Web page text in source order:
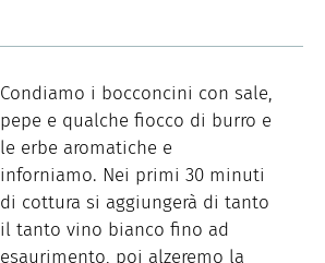
Condiamo i bocconcini con sale,
pepe e qualche fiocco di burro e
le erbe aromatiche e
inforniamo. Nei primi 30 minuti
di cottura si aggiungerà di tanto
il tanto vino bianco fino ad
esaurimento, poi alzeremo la